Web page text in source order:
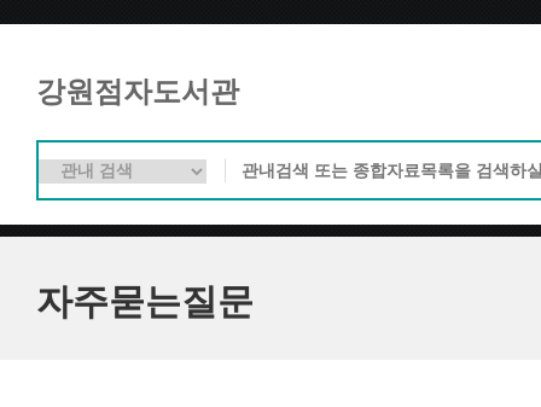
강원점자도서관
자주묻는질문